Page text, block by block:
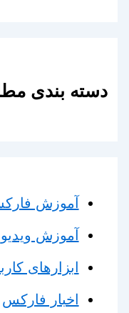
دسته بندی
آموزش
آموزش
ابزارهای
اخبار فارکس